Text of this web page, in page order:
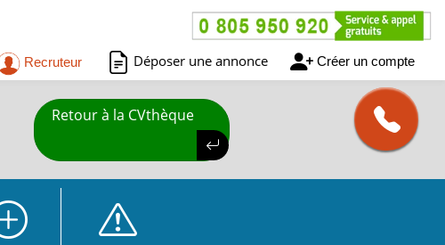
Recruteur Déposer une annonce Créer un compte
Retour à la CVthèque